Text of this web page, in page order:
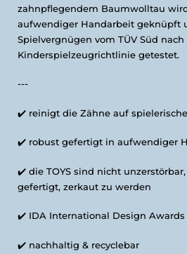
zahnpflegendem Baumwolltau
aufwendiger Handarbeit geknüpft
Spielvergnügen vom TÜV Süd nach
Kinderspielzeugrichtlinie getestet.
---
✔️ reinigt die Zähne auf
✔️ robust gefertigt in aufwendiger
✔️ die TOYS sind nicht
gefertigt, zerkaut zu werden
✔️ IDA International Design
✔️ nachhaltig & recyclebar